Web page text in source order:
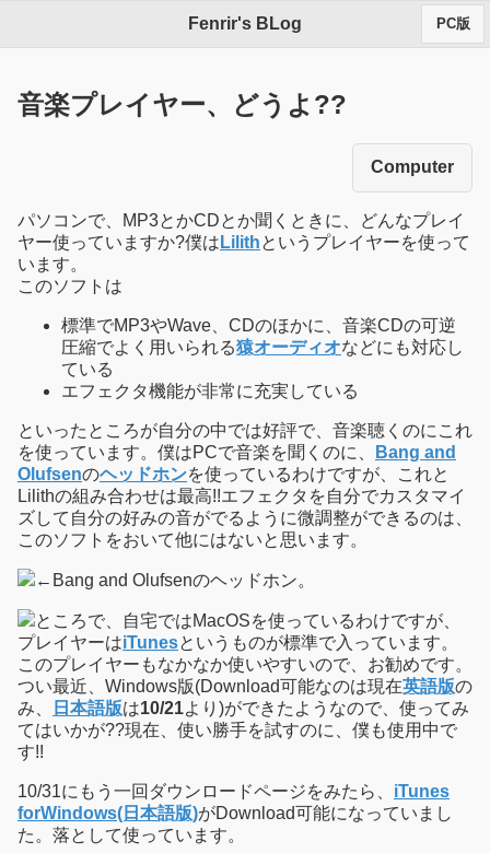
Fenrir's BLog PC版
音楽プレイヤー、どうよ??
Computer
パソコンで、MP3とかCDとか聞くときに、どんなプレイ
ヤー使っていますか?僕は Lilithというプレイヤーを使って
います。
このソフトは
標準でMP3やWave、CDのほかに、音楽CDの可逆
圧縮でよく用いられる猿オーディオなどにも対応し
ている
エフェクタ機能が非常に充実している
といったところが自分の中では好評で、音楽聴くのにこれ
を使っています。僕はPCで音楽を聞くのに、
Bang and
Olufsenのヘッドホンを使っているわけですが、これと
Lilithの組み合わせは最高!!エフェクタを自分でカスタマイ
ズして自分の好みの音がでるように微調整ができるのは、
このソフトをおいて他にはないと思います。
←Bang and Olufsenのヘッドホン。
ところで、自宅ではMacOSを使っているわけですが、
プレイヤーはiTunesというものが標準で入っています。
このプレイヤーもなかなか使いやすいので、お勧めです。
つい最近、Windows版(Download可能なのは現在英語版の
み、
日本語版は10/21より)ができたようなので、使ってみ
てはいかが??現在、使い勝手を試すのに、僕も使用中で
す!!
10/31にもう一回ダウンロードページをみたら、 iTunes
forWindows(日本語版)がDownload可能になっていまし
た。落として使っています。